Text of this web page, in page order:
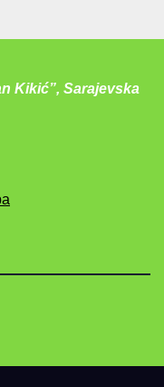
Kikić”, Sarajevska